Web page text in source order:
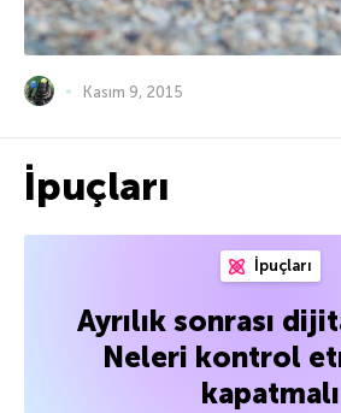
Kasım 9, 2015
İpuçları
İpuçları
Ayrılık sonrası
Neleri kontrol
kapatmalı